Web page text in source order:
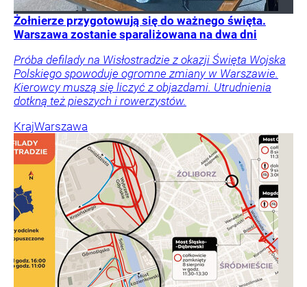
Żołnierze przygotowują się do ważnego święta.
Warszawa zostanie sparaliżowana na dwa dni
Próba defilady na Wisłostradzie z okazji Święta Wojska
Polskiego spowoduje ogromne zmiany w Warszawie.
Kierowcy muszą się liczyć z objazdami. Utrudnienia
dotkną też pieszych i rowerzystów.
KrajWarszawa